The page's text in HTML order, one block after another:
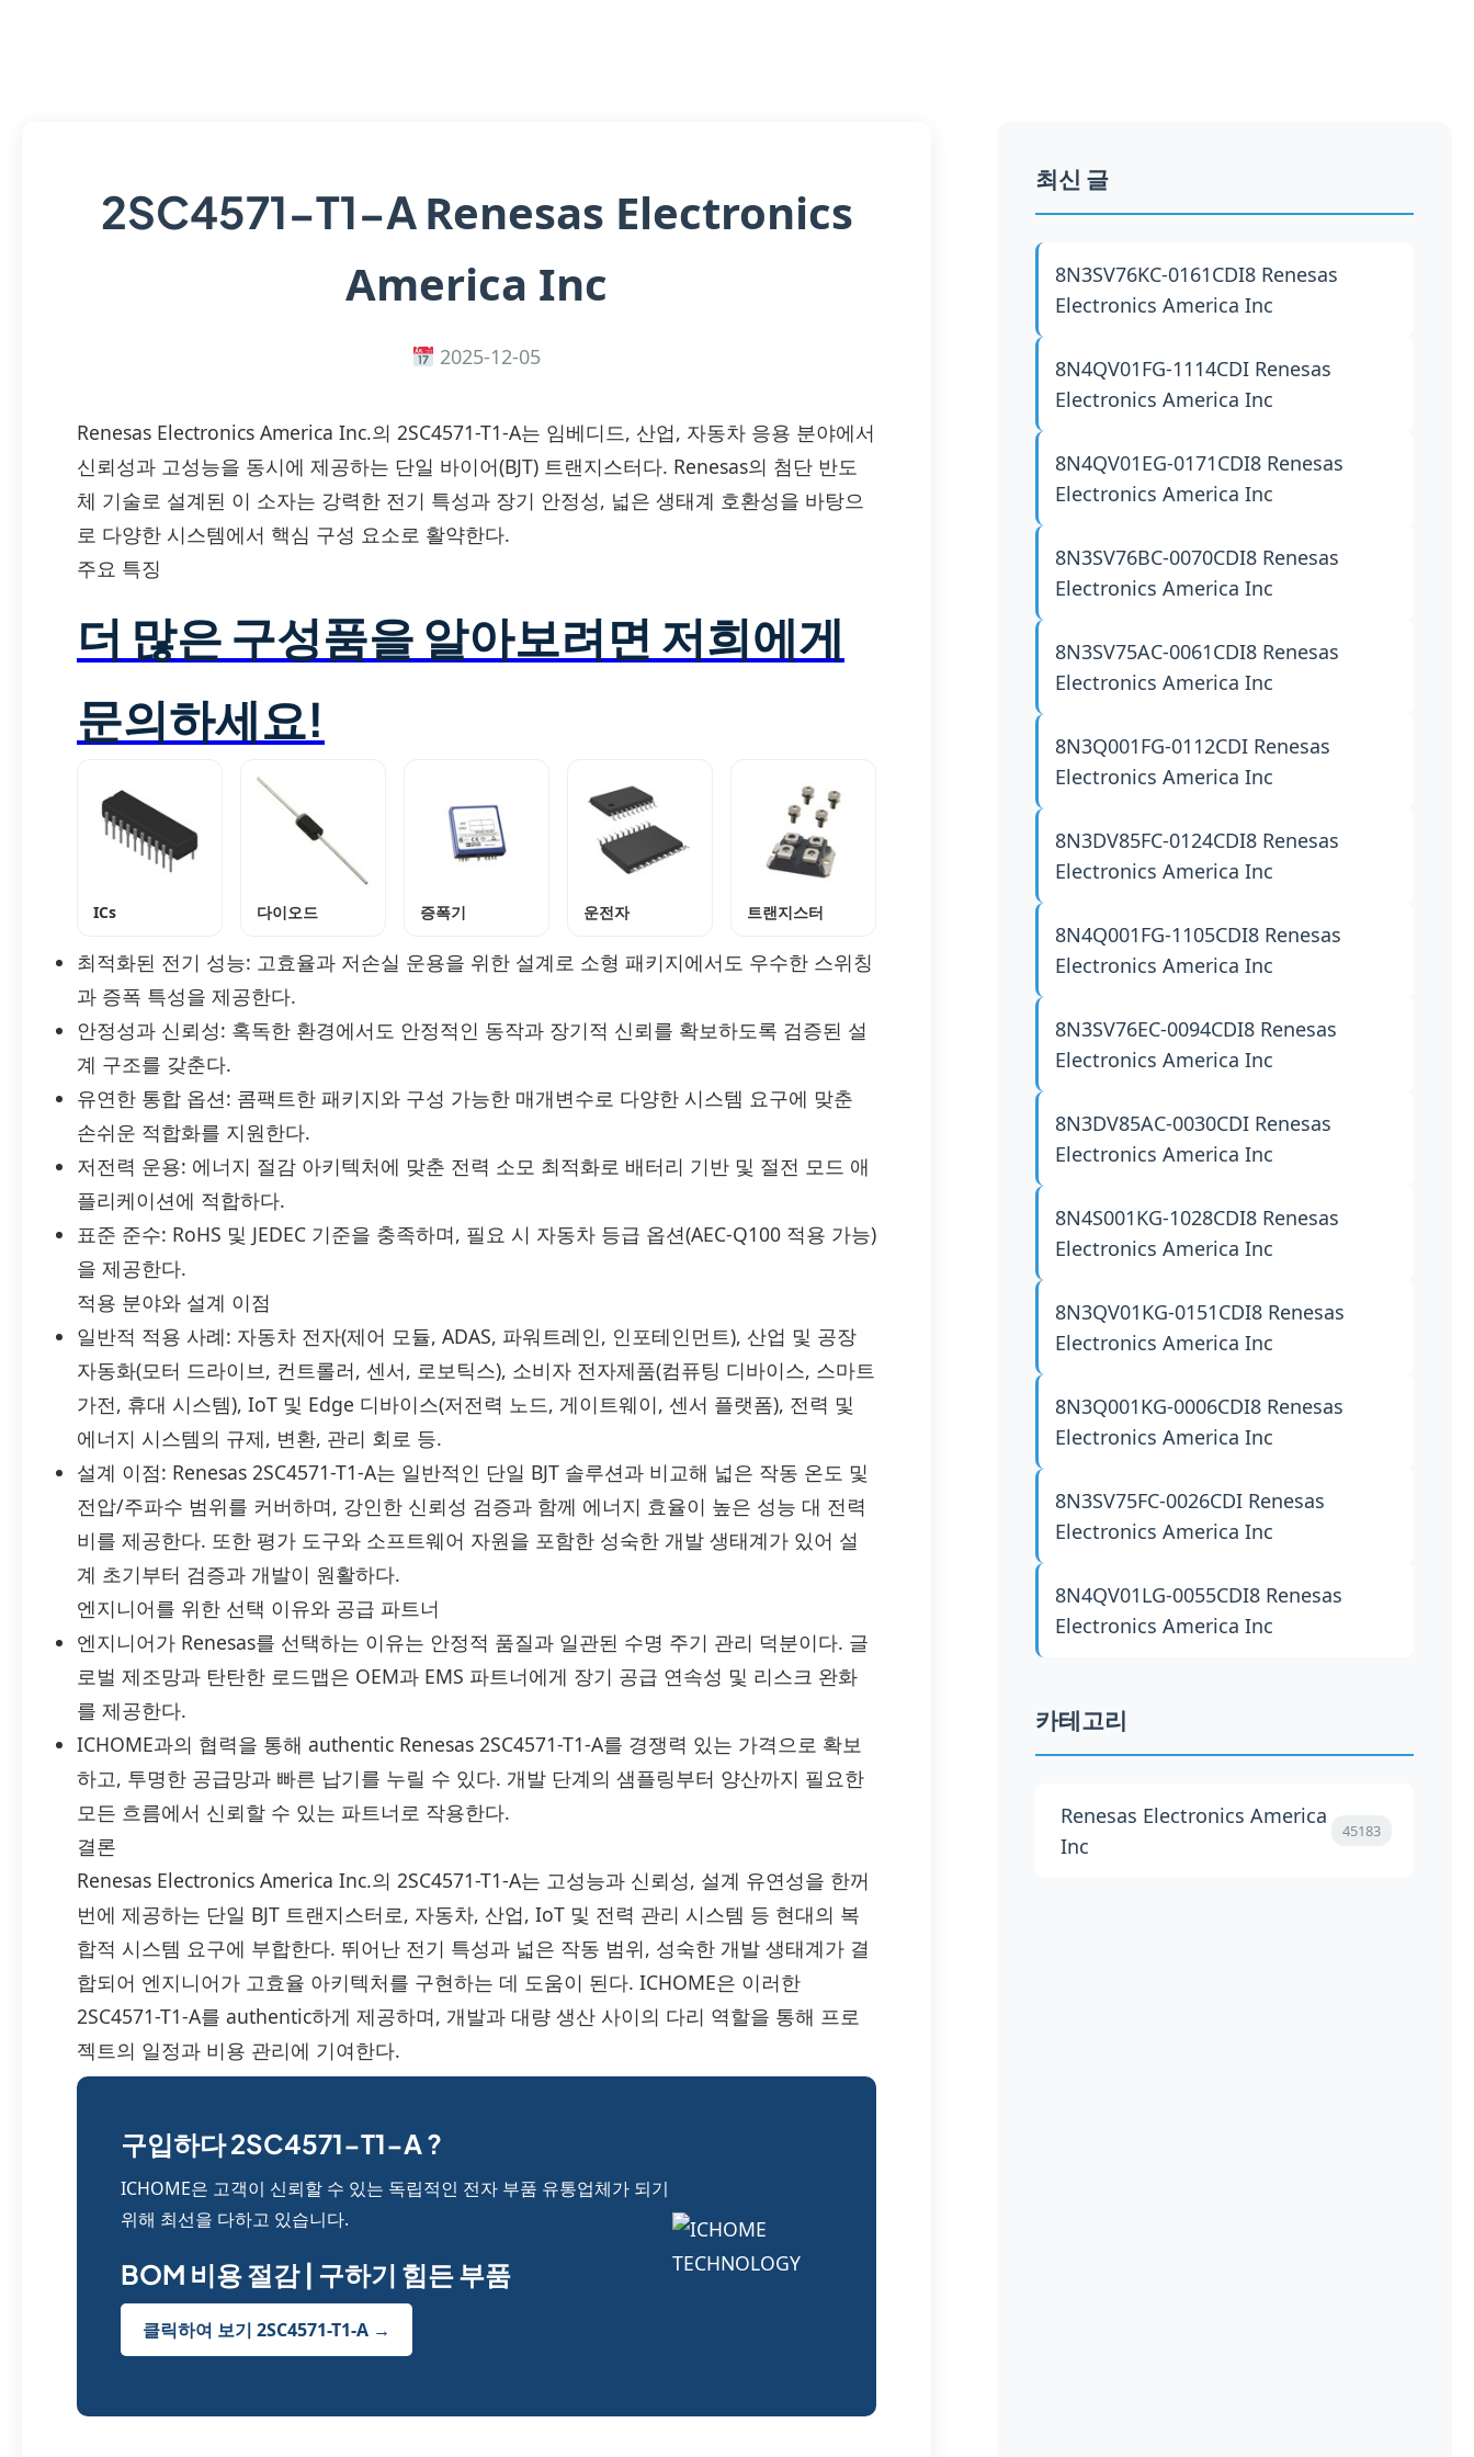
2SC4571-T1-ARenesas Electronics
America Inc
2025-12-05
Renesas Electronics America Inc.의 2SC4571-T1-A는 임베디드, 산업, 자동차 응용 분야에서
신뢰성과 고성능을 동시에 제공하는 단일 바이어(BJT) 트랜지스터다. Renesas의 첨단 반도
체 기술로 설계된 이 소자는 강력한 전기 특성과 장기 안정성, 넓은 생태계 호환성을 바탕으
로 다양한 시스템에서 핵심 구성 요소로 활약한다.
주요 특징
더 많은 구성품을 알아보려면 저희에게
문의하세요!
ICs 다이오드 증폭기 운전자 트랜지스터
최적화된 전기 성능: 고효율과 저손실 운용을 위한 설계로 소형 패키지에서도 우수한 스위칭
과 증폭 특성을 제공한다.
안정성과 신뢰성: 혹독한 환경에서도 안정적인 동작과 장기적 신뢰를 확보하도록 검증된 설
계 구조를 갖춘다.
유연한 통합 옵션: 콤팩트한 패키지와 구성 가능한 매개변수로 다양한 시스템 요구에 맞춘
손쉬운 적합화를 지원한다.
저전력 운용: 에너지 절감 아키텍처에 맞춘 전력 소모 최적화로 배터리 기반 및 절전 모드 애
플리케이션에 적합하다.
표준 준수: RoHS 및 JEDEC 기준을 충족하며, 필요 시 자동차 등급 옵션(AEC-Q100 적용 가능)
을 제공한다.
적용 분야와 설계 이점
일반적 적용 사례: 자동차 전자(제어 모듈, ADAS, 파워트레인, 인포테인먼트), 산업 및 공장
자동화(모터 드라이브, 컨트롤러, 센서, 로보틱스), 소비자 전자제품(컴퓨팅 디바이스, 스마트
가전, 휴대 시스템), IoT 및 Edge 디바이스(저전력 노드, 게이트웨이, 센서 플랫폼), 전력 및
에너지 시스템의 규제, 변환, 관리 회로 등.
설계 이점: Renesas 2SC4571-T1-A는 일반적인 단일 BJT 솔루션과 비교해 넓은 작동 온도 및
전압/주파수 범위를 커버하며, 강인한 신뢰성 검증과 함께 에너지 효율이 높은 성능 대 전력
비를 제공한다. 또한 평가 도구와 소프트웨어 자원을 포함한 성숙한 개발 생태계가 있어 설
계 초기부터 검증과 개발이 원활하다.
엔지니어를 위한 선택 이유와 공급 파트너
엔지니어가 Renesas를 선택하는 이유는 안정적 품질과 일관된 수명 주기 관리 덕분이다. 글
로벌 제조망과 탄탄한 로드맵은 OEM과 EMS 파트너에게 장기 공급 연속성 및 리스크 완화
를 제공한다.
ICHOME과의 협력을 통해 authentic Renesas 2SC4571-T1-A를 경쟁력 있는 가격으로 확보
하고, 투명한 공급망과 빠른 납기를 누릴 수 있다. 개발 단계의 샘플링부터 양산까지 필요한
모든 흐름에서 신뢰할 수 있는 파트너로 작용한다.
결론
Renesas Electronics America Inc.의 2SC4571-T1-A는 고성능과 신뢰성, 설계 유연성을 한꺼
번에 제공하는 단일 BJT 트랜지스터로, 자동차, 산업, IoT 및 전력 관리 시스템 등 현대의 복
합적 시스템 요구에 부합한다. 뛰어난 전기 특성과 넓은 작동 범위, 성숙한 개발 생태계가 결
합되어 엔지니어가 고효율 아키텍처를 구현하는 데 도움이 된다. ICHOME은 이러한
2SC4571-T1-A를 authentic하게 제공하며, 개발과 대량 생산 사이의 다리 역할을 통해 프로
젝트의 일정과 비용 관리에 기여한다.
구입하다 2SC4571-T1-A ?
ICHOME은 고객이 신뢰할 수 있는 독립적인 전자 부품 유통업체가 되기
위해 최선을 다하고 있습니다.
BOM 비용 절감 | 구하기 힘든 부품
클릭하여 보기 2SC4571-T1-A →
최신 글
8N3SV76KC-0161CDI8 Renesas
Electronics America Inc
8N4QV01FG-1114CDI Renesas
Electronics America Inc
8N4QV01EG-0171CDI8 Renesas
Electronics America Inc
8N3SV76BC-0070CDI8 Renesas
Electronics America Inc
8N3SV75AC-0061CDI8 Renesas
Electronics America Inc
8N3Q001FG-0112CDI Renesas
Electronics America Inc
8N3DV85FC-0124CDI8 Renesas
Electronics America Inc
8N4Q001FG-1105CDI8 Renesas
Electronics America Inc
8N3SV76EC-0094CDI8 Renesas
Electronics America Inc
8N3DV85AC-0030CDI Renesas
Electronics America Inc
8N4S001KG-1028CDI8 Renesas
Electronics America Inc
8N3QV01KG-0151CDI8 Renesas
Electronics America Inc
8N3Q001KG-0006CDI8 Renesas
Electronics America Inc
8N3SV75FC-0026CDI Renesas
Electronics America Inc
8N4QV01LG-0055CDI8 Renesas
Electronics America Inc
카테고리
Renesas Electronics America
Inc
45183